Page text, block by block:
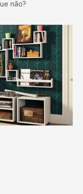
não?